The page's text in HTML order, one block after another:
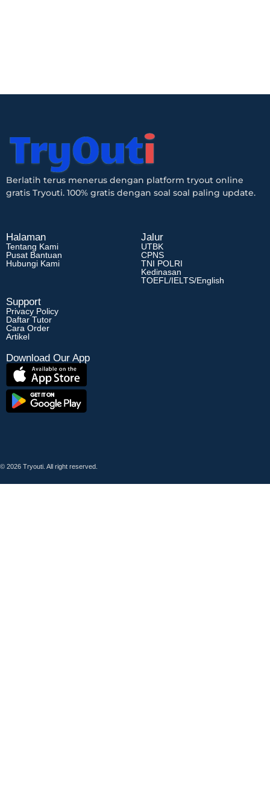
Berlatih terus menerus dengan platform tryout online
gratis Tryouti. 100% gratis dengan soal soal paling update.
Halaman
Tentang Kami
Pusat Bantuan
Hubungi Kami
Jalur
UTBK
CPNS
TNI POLRI
Kedinasan
TOEFL/IELTS/English
Support
Privacy Policy
Daftar Tutor
Cara Order
Artikel
Download Our App
© 2026 Tryouti. All right reserved.